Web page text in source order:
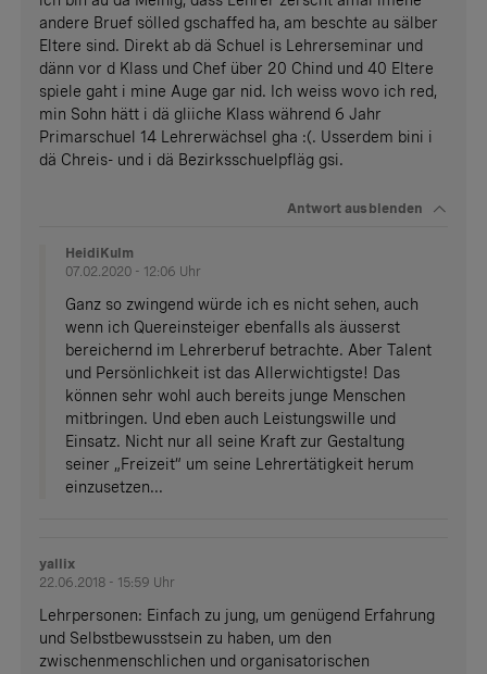
andere Bruef sölled gschaffed ha, am beschte au sälber
Eltere sind. Direkt ab dä Schuel is Lehrerseminar und
dänn vor d Klass und Chef über 20 Chind und 40 Eltere
spiele gaht i mine Auge gar nid. Ich weiss wovo ich red,
min Sohn hätt i dä gliiche Klass während 6 Jahr
Primarschuel 14 Lehrerwächsel gha :(. Usserdem bini i
dä Chreis- und i dä Bezirksschuelpfläg gsi.
Antwortausblenden
HeidiKulm
07.02.2020 - 12:06 Uhr
Ganz so zwingend würde ich es nicht sehen, auch
wenn ich Quereinsteiger ebenfalls als äusserst
bereichernd im Lehrerberuf betrachte. Aber Talent
und Persönlichkeit ist das Allerwichtigste! Das
können sehr wohl auch bereits junge Menschen
mitbringen. Und eben auch Leistungswille und
Einsatz. Nicht nur all seine Kraft zur Gestaltung
seiner „Freizeit“ um seine Lehrertätigkeit herum
einzusetzen...
yallix
22.06.2018 - 15:59 Uhr
Lehrpersonen: Einfach zu jung, um genügend Erfahrung
und Selbstbewusstsein zu haben, um den
zwischenmenschlichen und organisatorischen